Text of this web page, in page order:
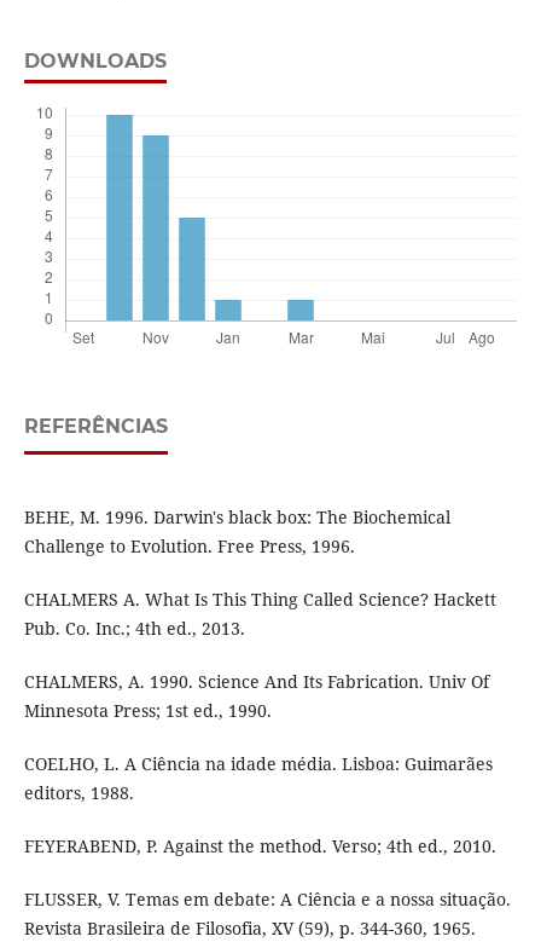
DOWNLOADS
REFERÊNCIAS
BEHE, M. 1996. Darwin's black box: The Biochemical
Challenge to Evolution. Free Press, 1996.
CHALMERS A. What Is This Thing Called Science? Hackett
Pub. Co. Inc.; 4th ed., 2013.
CHALMERS, A. 1990. Science And Its Fabrication. Univ Of
Minnesota Press; 1st ed., 1990.
COELHO, L. A Ciência na idade média. Lisboa: Guimarães
editors, 1988.
FEYERABEND, P. Against the method. Verso; 4th ed., 2010.
FLUSSER, V. Temas em debate: A Ciência e a nossa situação.
Revista Brasileira de Filosofia, XV (59), p. 344-360, 1965.